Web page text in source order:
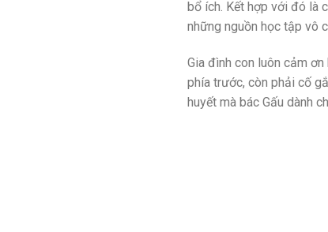
bổ ích. Kết hợp với đó là
những nguồn học tập vô
Gia đình con luôn cảm
phía trước, còn phải cố
huyết mà bác Gấu dành